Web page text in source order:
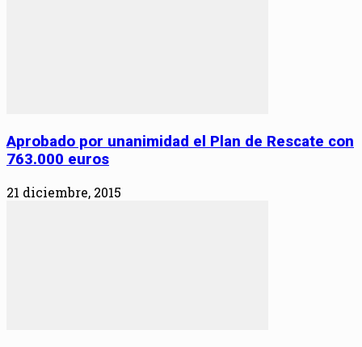
Aprobado por unanimidad el Plan de Rescate con
763.000 euros
21 diciembre, 2015